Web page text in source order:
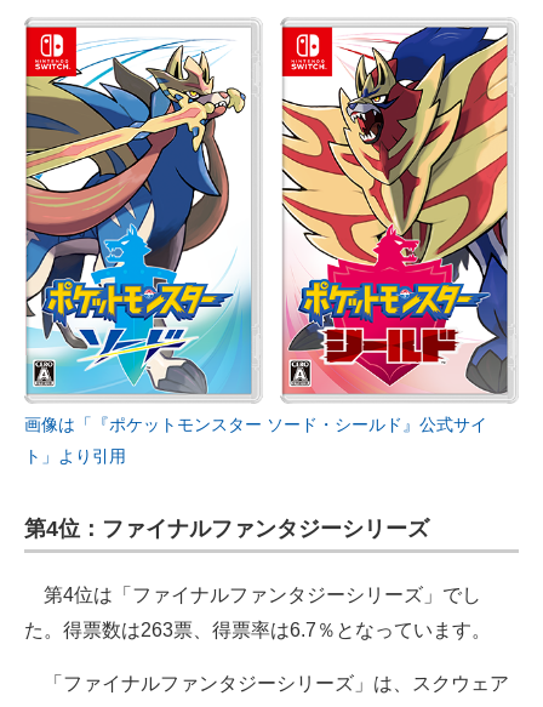
画像は「『ポケットモンスター ソード・シールド』公式サイ
ト」より引用
第4位：ファイナルファンタジーシリーズ
第4位は「ファイナルファンタジーシリーズ」でし
た。得票数は263票、得票率は6.7％となっています。
「ファイナルファンタジーシリーズ」は、スクウェア